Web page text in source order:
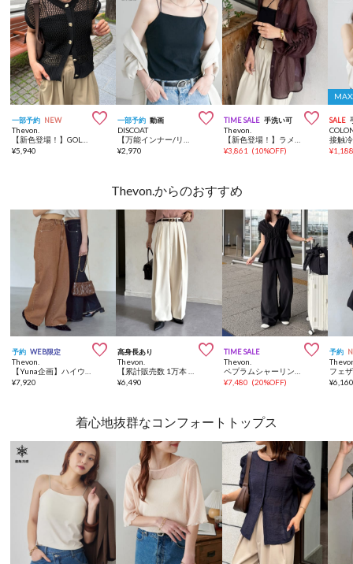
一部予約 NEW 
Thevon.
¥5,940
一部予約 動画 
DISCOAT
¥2,970
TIME SALE 手洗い可 
Thevon.
¥3,861 (10%OFF)
SALE
¥
Thevon.からのおすすめ
予約 WEB限定 
Thevon.
¥7,920
高身長あり 
Thevon.
¥6,490
TIME SALE 
Thevon.
¥7,480 (20%OFF)
予約
¥
着心地抜群なコンフォートトップス